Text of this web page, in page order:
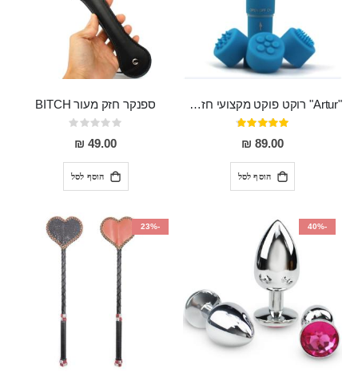
"Artur" רוקט פוקט מקצועי חזק במיוחד
דירוג:
95%
89.00 ₪
הוסף לסל
ספנקר חזק מעור BITCH
Rating:
0%
49.00 ₪
הוסף לסל
-40%
-23%